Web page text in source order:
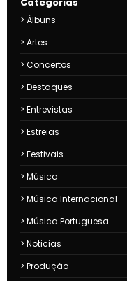
Álbuns
Artes
Concertos
Destaques
Entrevistas
Estreias
Festivais
Música
Música Internacional
Música Portuguesa
Noticias
Produção